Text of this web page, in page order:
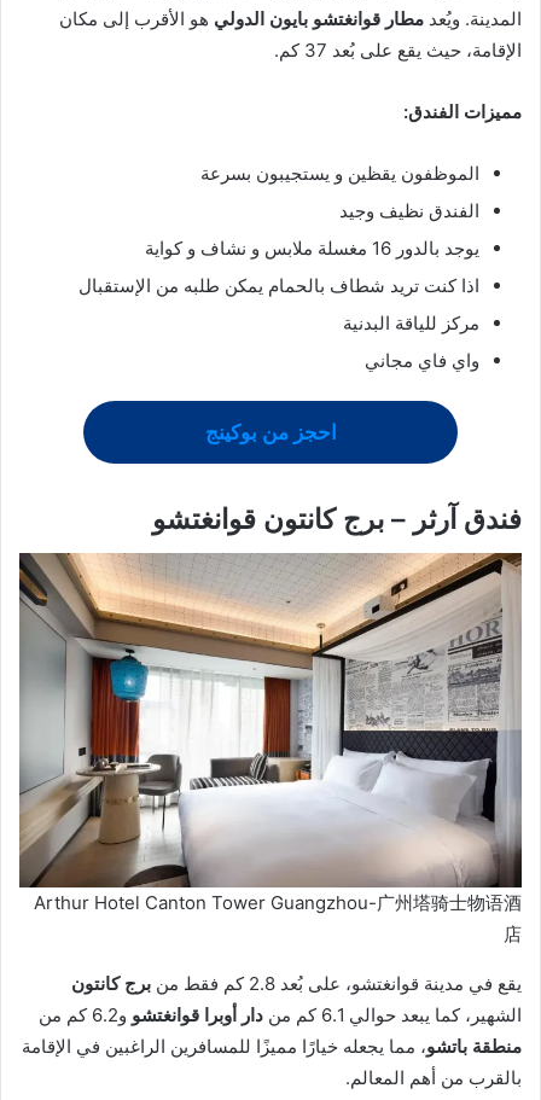
المدينة. ويُعد مطار قوانغتشو بايون الدولي هو الأقرب إلى مكان
الإقامة، حيث يقع على بُعد 37 كم.
مميزات الفندق:
الموظفون يقظين و يستجيبون بسرعة
الفندق نظيف وجيد
يوجد بالدور 16 مغسلة ملابس و نشاف و كواية
اذا كنت تريد شطاف بالحمام يمكن طلبه من الإستقبال
مركز للياقة البدنية
واي فاي مجاني
احجز من بوكينج
فندق آرثر – برج كانتون قوانغتشو
Arthur Hotel Canton Tower Guangzhou-广州塔骑士物语酒
店
يقع في مدينة قوانغتشو، على بُعد 2.8 كم فقط من
برج كانتون
الشهير، كما يبعد حوالي 6.1 كم من
دار أوبرا قوانغتشو و6.2 كم من
منطقة باتشو، مما يجعله خيارًا مميزًا للمسافرين الراغبين في الإقامة
بالقرب من أهم المعالم.